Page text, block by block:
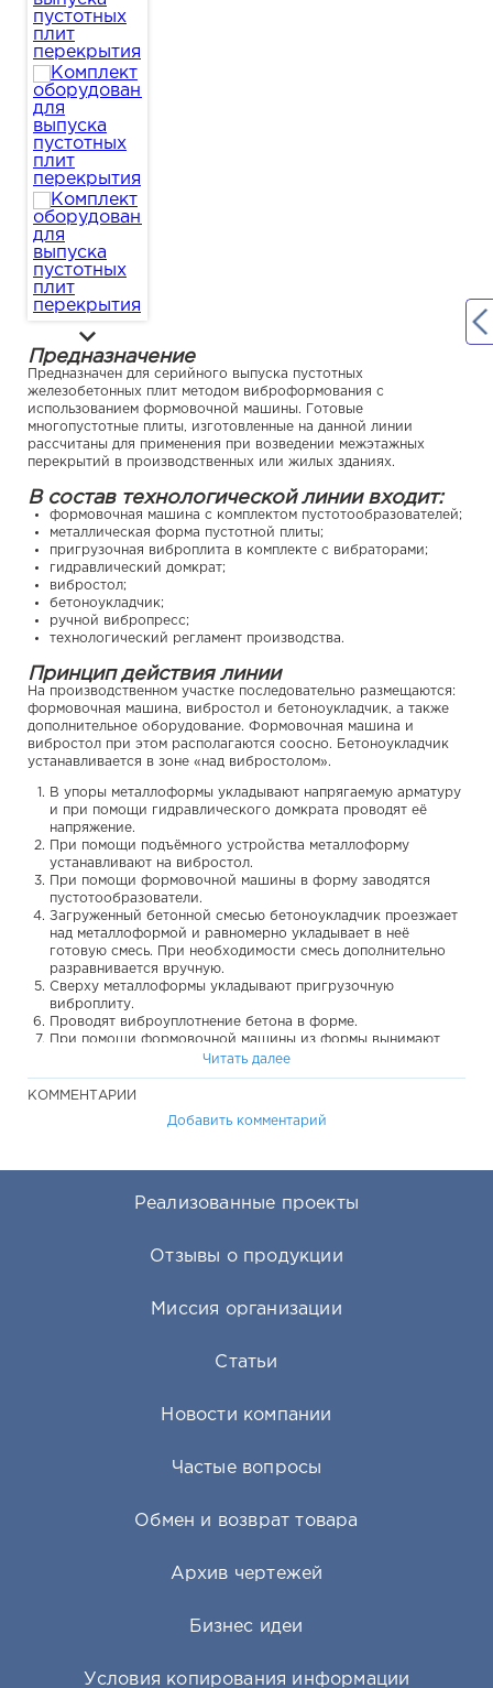
Предназначение
Предназначен для серийного выпуска пустотных
железобетонных плит методом виброформования с
использованием формовочной машины. Готовые
многопустотные плиты, изготовленные на данной линии
рассчитаны для применения при возведении межэтажных
перекрытий в производственных или жилых зданиях.
В состав технологической линии входит:
формовочная машина с комплектом пустотообразователей;
металлическая форма пустотной плиты;
пригрузочная виброплита в комплекте с вибраторами;
гидравлический домкрат;
вибростол;
бетоноукладчик;
ручной вибропресс;
технологический регламент производства.
Принцип действия линии
На производственном участке последовательно размещаются:
формовочная машина, вибростол и бетоноукладчик, а также
дополнительное оборудование. Формовочная машина и
вибростол при этом располагаются соосно. Бетоноукладчик
устанавливается в зоне «над вибростолом».
В упоры металлоформы укладывают напрягаемую арматуру
и при помощи гидравлического домкрата проводят её
напряжение.
При помощи подъёмного устройства металлоформу
устанавливают на вибростол.
При помощи формовочной машины в форму заводятся
пустотообразователи.
Загруженный бетонной смесью бетоноукладчик проезжает
над металлоформой и равномерно укладывает в неё
готовую смесь. При необходимости смесь дополнительно
разравнивается вручную.
Сверху металлоформы укладывают пригрузочную
виброплиту.
Проводят виброуплотнение бетона в форме.
При помощи формовочной машины из формы вынимают
до набора распалубочной прочности. В это время
Освобождают напрягаемую арматуру из упоров формы,
Преимущества
Удобство производства.Формовочная машина данной линии
многопустотных плит – быстроту и удобство загрузки/
выгрузки пустообразователей в форму. Выгрузка
происходит максимально бережно, во избежание нарушения
геометрии формуемой смеси.
основных операций по производству пустотных плит
обеспечивает высокую производительность линии, что
Всё оборудование изготавливается под особым
контролем качества и проходит поузловую обкатку. Отдельные
другу и доработаны для совместного использования.
Непосредственно металлоформы имеют минимальные допуски
использование данной линии в рамках больших
железобетонных заводов, отвечающих за высокое качество
Возможность модернизации.
Производственная линия
разработана с учётом возможной модернизации и повышения
укомплектована дополнительным оборудованием или
доработана под конкретную производственную площадку.
соответствуют ГОСТам.
Читать далее
КОММЕНТАРИИ
Добавить комментарий
Реализованные проекты
Отзывы о продукции
Миссия организации
Статьи
Новости компании
Частые вопросы
Обмен и возврат товара
Архив чертежей
Бизнес идеи
Условия копирования информации